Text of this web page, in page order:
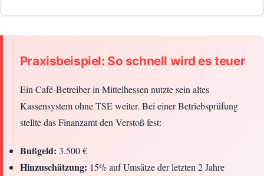
Praxisbeispiel: So schnell wird es teuer
Ein Café-Betreiber in Mittelhessen nutzte sein altes
Kassensystem ohne TSE weiter. Bei einer Betriebsprüfung
stellte das Finanzamt den Verstoß fest:
Bußgeld: 3.500 €
Hinzuschätzung: 15% auf Umsätze der letzten 2 Jahre